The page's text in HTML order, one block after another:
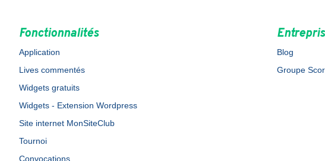
Fonctionnalités
Application
Lives commentés
Widgets gratuits
Widgets - Extension Wordpress
Site internet MonSiteClub
Tournoi
Convocations
Blog
Groupe